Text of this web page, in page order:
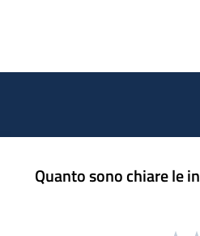
Quanto sono chiare le